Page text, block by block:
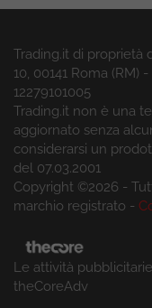
Trading.it di proprietà
10, 00141 Roma (RM)
12279101005
Trading.it non è una
aggiornato senza
considerarsi un
del 07.03.2001
Copyright ©2026 -
marchio registrato -
Le attività
theCoreAdv